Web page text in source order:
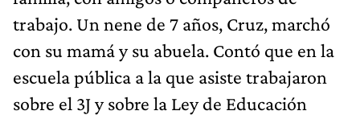
trabajo. Un nene de 7 años, Cruz, marchó
con su mamá y su abuela. Contó que en la
escuela pública a la que asiste trabajaron
sobre el 3J y sobre la Ley de Educación